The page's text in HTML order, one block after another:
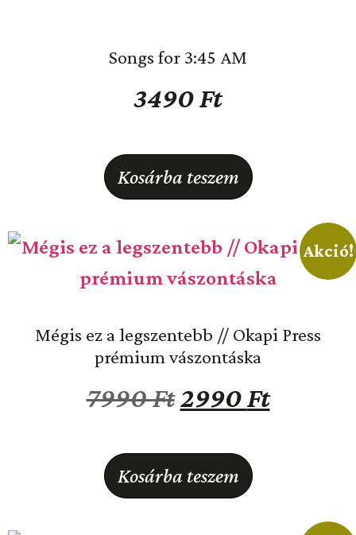
Songs for 3:45 AM
3490Ft
Kosárba teszem
Akció!
Mégis ez a legszentebb // Okapi Press
prémium vászontáska
7990Ft2990Ft
Kosárba teszem